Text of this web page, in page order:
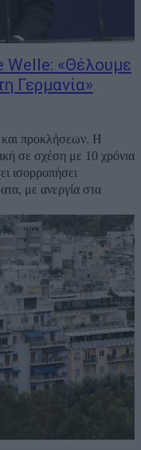
Welle: «Θέλουμε
Γερμανία»
προκλήσεων. Η
σε σχέση με 10 χρόνια
ισορροπήσει
με ανεργία στα